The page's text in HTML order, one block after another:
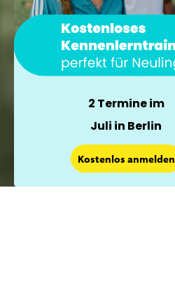
2 Termine im
Juli in Berlin
Kostenlos anmelden